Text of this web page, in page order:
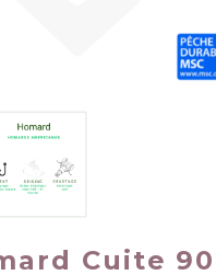
Cuite